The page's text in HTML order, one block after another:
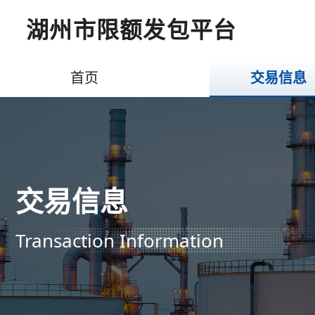
湖州市限额发包平台
首页 交易信息
交易信息
Transaction Information